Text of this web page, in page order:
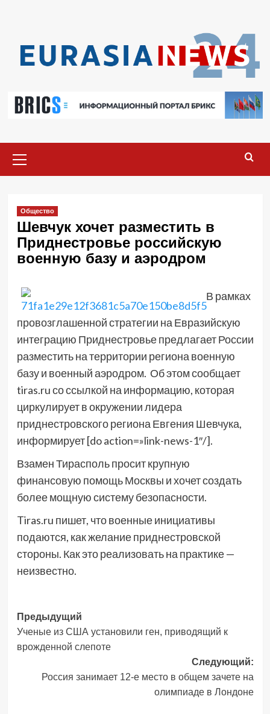
меню
Общество
Шевчук хочет разместить в
Приднестровье российскую
военную базу и аэродром
В рамках
провозглашенной стратегии на Евразийскую
интеграцию Приднестровье предлагает России
разместить на территории региона военную
базу и военный аэродром. Об этом сообщает
tiras.ru со ссылкой на информацию, которая
циркулирует в окружении лидера
приднестровского региона Евгения Шевчука,
информирует [do action=»link-news-1″/].
Взамен Тирасполь просит крупную
финансовую помощь Москвы и хочет создать
более мощную систему безопасности.
Tiras.ru пишет, что военные инициативы
подаются, как желание приднестровской
стороны. Как это реализовать на практике —
неизвестно.
Навигация
записи
Предыдущий
Ученые из США установили ген, приводящий к
врожденной слепоте
Следующий:
Россия занимает 12-е место в общем зачете на
олимпиаде в Лондоне